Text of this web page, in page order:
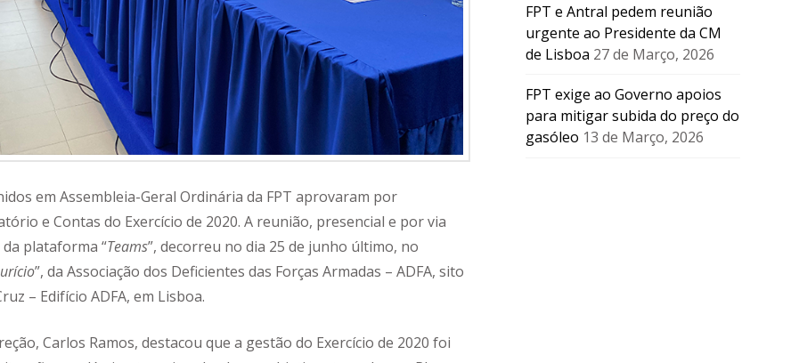
em Assembleia-Geral Ordinária da FPT aprovaram por
e Contas do Exercício de 2020. A reunião, presencial e por via
plataforma “Teams”, decorreu no dia 25 de junho último, no
”, da Associação dos Deficientes das Forças Armadas – ADFA, sito
– Edifício ADFA, em Lisboa.
Carlos Ramos, destacou que a gestão do Exercício de 2020 foi
FPT e Antral pedem reunião
urgente ao Presidente da CM
de Lisboa 27 de Março, 2026
FPT exige ao Governo apoios
para mitigar subida do preço do
gasóleo 13 de Março, 2026